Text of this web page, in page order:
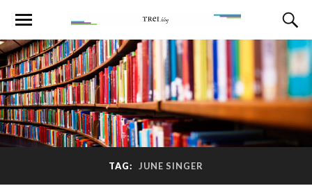
TAG: JUNE SINGER